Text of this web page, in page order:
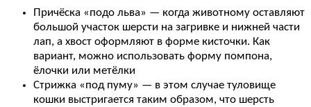
Причёска «подо льва» — когда животному оставляют
большой участок шерсти на загривке и нижней части
лап, а хвост оформляют в форме кисточки. Как
вариант, можно использовать форму помпона,
ёлочки или метёлки
Стрижка «под пуму» — в этом случае туловище
кошки выстригается таким образом, что шерсть